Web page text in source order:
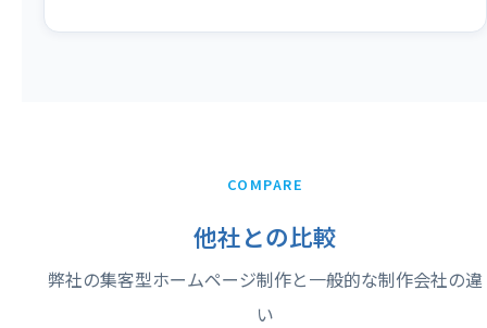
COMPARE
他社との比較
弊社の集客型ホームページ制作と一般的な制作会社の違
い